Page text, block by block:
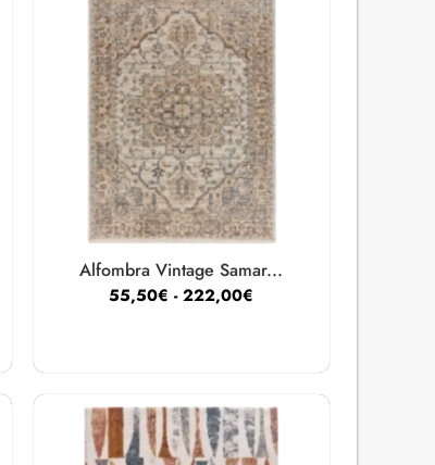
Alfombra Vintage Samar...
55,50€ - 222,00€